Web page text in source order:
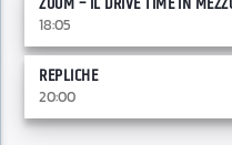
18:05
REPLICHE
20:00